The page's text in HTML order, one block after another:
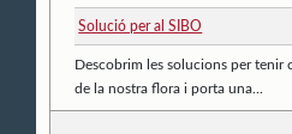
Solució per al SIBO
Descobrim les solucions per tenir
de la nostra flora i porta una...